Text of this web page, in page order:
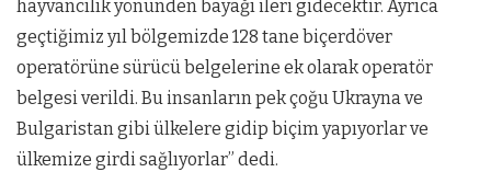
hayvancılık yönünden bayağı ileri gidecektir. Ayrıca
geçtiğimiz yıl bölgemizde 128 tane biçerdöver
operatörüne sürücü belgelerine ek olarak operatör
belgesi verildi. Bu insanların pek çoğu Ukrayna ve
Bulgaristan gibi ülkelere gidip biçim yapıyorlar ve
ülkemize girdi sağlıyorlar” dedi.